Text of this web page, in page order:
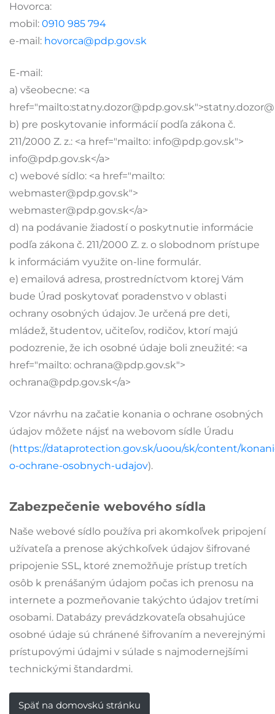
Hovorca:
mobil: 0910 985 794
e-mail: hovorca@pdp.gov.sk
E-mail:
a) všeobecne: <a
b) pre poskytovanie informácií podľa zákona č.
211/2000 Z. z.: <a href="mailto: info@pdp.gov.sk">
info@pdp.gov.sk</a>
c) webové sídlo: <a href="mailto:
webmaster@pdp.gov.sk">
webmaster@pdp.gov.sk</a>
d) na podávanie žiadostí o poskytnutie informácie
podľa zákona č. 211/2000 Z. z. o slobodnom prístupe
k informáciám využite on-line formulár.
e) emailová adresa, prostredníctvom ktorej Vám
bude Úrad poskytovať poradenstvo v oblasti
ochrany osobných údajov. Je určená pre deti,
mládež, študentov, učiteľov, rodičov, ktorí majú
podozrenie, že ich osobné údaje boli zneužité: <a
href="mailto: ochrana@pdp.gov.sk">
ochrana@pdp.gov.sk</a>
Vzor návrhu na začatie konania o ochrane osobných
údajov môžete nájsť na webovom sídle Úradu
(https://dataprotection.gov.sk/uoou/sk/content/
o-ochrane-osobnych-udajov).
Zabezpečenie webového sídla
Naše webové sídlo používa pri akomkoľvek pripojení
užívateľa a prenose akýchkoľvek údajov šifrované
pripojenie SSL, ktoré znemožňuje prístup tretích
osôb k prenášaným údajom počas ich prenosu na
internete a pozmeňovanie takýchto údajov tretími
osobami. Databázy prevádzkovateľa obsahujúce
osobné údaje sú chránené šifrovaním a neverejnými
prístupovými údajmi v súlade s najmodernejšími
technickými štandardmi.
Späť na domovskú stránku